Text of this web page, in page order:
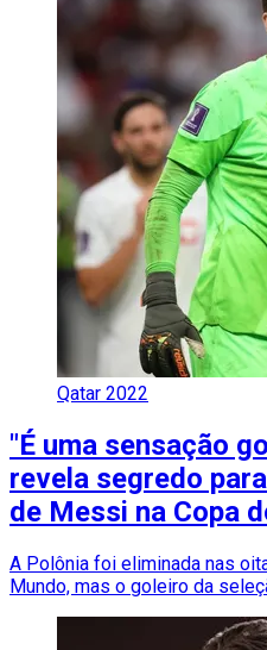
Qatar 2022
"É uma sensação
revela segredo
de Messi na Copa
A Polônia foi eliminada nas
Mundo, mas o goleiro da